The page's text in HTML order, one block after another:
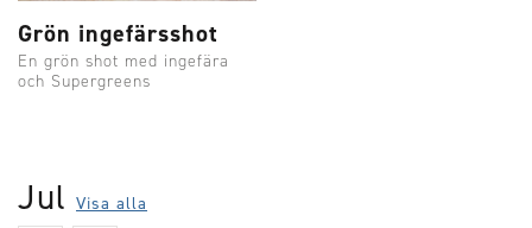
Grön ingefärsshot
En grön shot med ingefära
och Supergreens
Jul Visa alla